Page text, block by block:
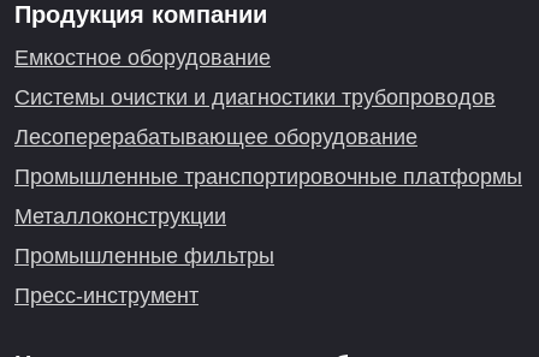
Продукция компании
Емкостное оборудование
Системы очистки и диагностики трубопроводов
Лесоперерабатывающее оборудование
Промышленные транспортировочные платформы
Металлоконструкции
Промышленные фильтры
Пресс-инструмент